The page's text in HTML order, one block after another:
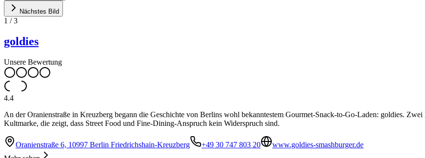
Nächstes Bild
1 /3
goldies
Unsere Bewertung
4.4
An der Oranienstraße in Kreuzberg begann die Geschichte von Berlins wohl bekanntestem Gourmet-Snack-to-Go-Laden: goldies. Zwei
Kultmarke, die zeigt, dass Street Food und Fine-Dining-Anspruch kein Widerspruch sind.
Oranienstraße 6, 10997 Berlin Friedrichshain-Kreuzberg +49 30 747 803 20
www.goldies-smashburger.de